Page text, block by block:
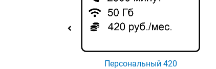
Персональный 420